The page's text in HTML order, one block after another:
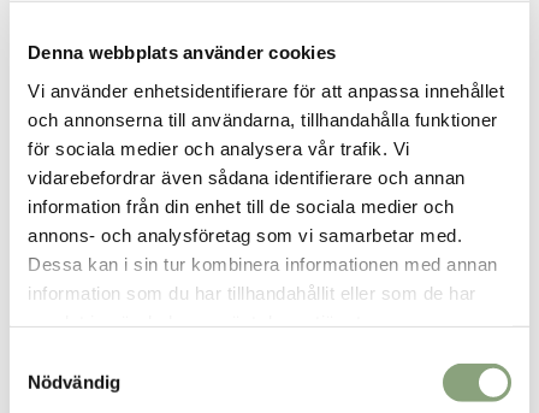
Denna webbplats använder cookies
Vi använder enhetsidentifierare för att anpassa innehållet
och annonserna till användarna, tillhandahålla funktioner
för sociala medier och analysera vår trafik. Vi
vidarebefordrar även sådana identifierare och annan
information från din enhet till de sociala medier och
annons- och analysföretag som vi samarbetar med.
Dessa kan i sin tur kombinera informationen med annan
information som du har tillhandahållit eller som de har
Nödvändig
Straight fit byxa leo
599.00kr Det
ursprungliga
priset
var:
599.00kr.
299.00krDet
nuvarande
priset
är:
299.00kr.
Jungle set guld 2-delar
1,299.00kr Det
ursprungliga
priset
var:
1,299.00kr.
799.00krDet
är:
799.00kr.
BRA PRIS!
599.00 kr Det
ursprungliga
BRA PRIS!
Slutsåld
Det